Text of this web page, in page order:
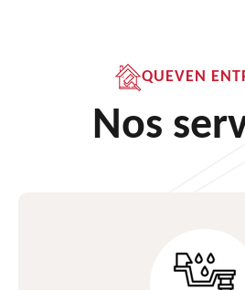
QUEVEN
Nos